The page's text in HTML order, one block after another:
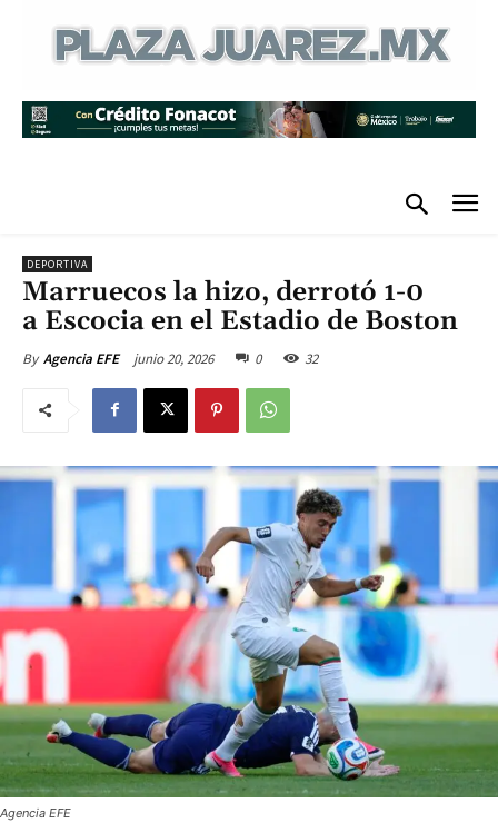
DEPORTIVA
Marruecos la hizo, derrotó 1-0
a Escocia en el Estadio de Boston
By Agencia EFE junio 20, 2026 0 32
Agencia EFE